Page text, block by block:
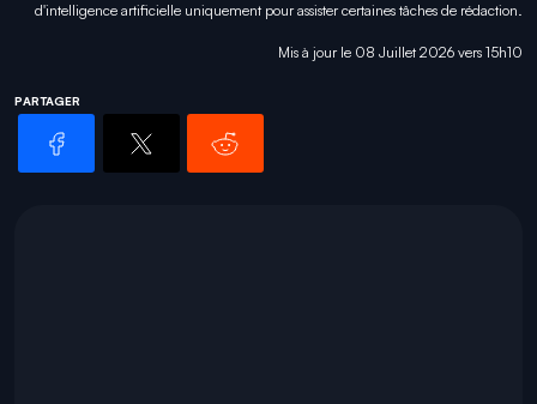
d'intelligence artificielle uniquement pourassister certaines tâches de rédaction.
Mis à jour le 08 Juillet 2026 vers 15h10
PARTAGER